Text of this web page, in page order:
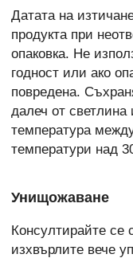
Датата на
продукта при
опаковка. Не
годност или ако
повредена.
далеч от
температура
температури над
Унищожаване
Консултирайте
изхвърлите вече